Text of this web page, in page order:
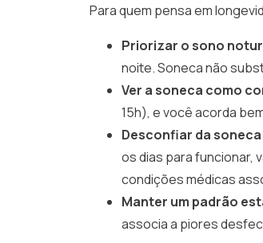
Para quem pensa em
Priorizar o sono
noite. Soneca não
Ver a soneca como
15h), e você acorda
Desconfiar da
os dias para funcionar,
condições médicas
Manter um padrão
associa a piores